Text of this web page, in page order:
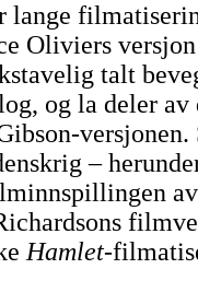
lange
Oliviers
talt
og la deler
versjonen.
–
Hamlet-